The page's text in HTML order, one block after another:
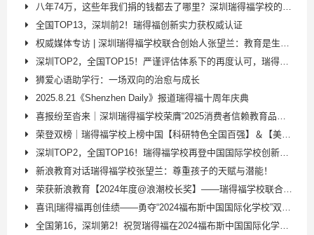
八年74万，这些年我们捐的钱都去了哪里？深圳瑞得福学校的公益答卷
全国TOP13，深圳前2！瑞得福创新实力获权威认证
权威媒体专访 | 深圳瑞得福学校联合创始人张望兰：教育是生命影响生命
深圳TOP2，全国TOP15！严谨评估体系下的再度认可，瑞得福创新教育之路再上新台阶!
狮爱心语助学行：一场双向的治愈与成长
2025.8.21《Shenzhen Daily》报道瑞得福十周年庆典
喜报纷至沓来｜深圳瑞得福学校荣膺“2025消费者信赖教育品牌”！​
荣登双榜｜瑞得福学校上榜中国【科研特色全国百强】＆【美式特色全国十强】！
深圳TOP2，全国TOP16！瑞得福学校再登中国国际学校创新竞争力排行榜
新浪教育对话瑞得福学校张望兰：尊重孩子的天赋与潜能！
荣获新浪教育【2024年度@浪潮校长奖】——瑞得福学校联合创始人张望兰再添殊荣！
喜讯|瑞得福再创佳绩——勇夺“2024福布斯中国国际化学校”双项殊荣！！！！
全国第16，深圳第2！祝贺瑞得福在2024福布斯中国国际化学校年度评选中名列前茅